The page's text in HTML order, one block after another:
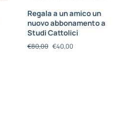
Regala a un amico un
nuovo abbonamento a
Studi Cattolici
€80,00 €40,00